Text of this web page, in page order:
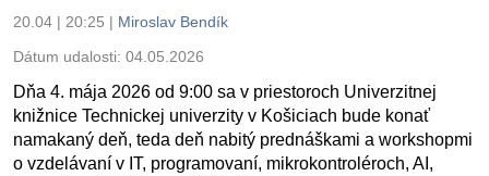
20.04 | 20:25 | Miroslav Bendík
Dátum udalosti: 04.05.2026
Dňa 4. mája 2026 od 9:00 sa v priestoroch Univerzitnej
knižnice Technickej univerzity v Košiciach bude konať
namakaný deň, teda deň nabitý prednáškami a workshopmi
o vzdelávaní v IT, programovaní, mikrokontroléroch, AI,